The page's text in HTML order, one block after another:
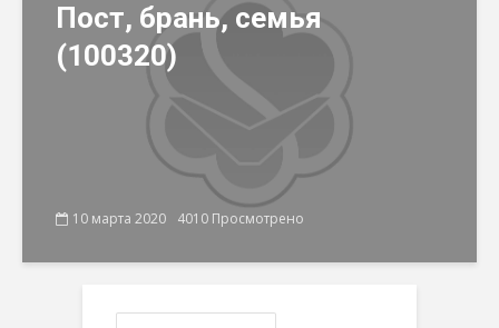
Пост, брань, семья
(100320)
10 марта 2020 4010 Просмотрено